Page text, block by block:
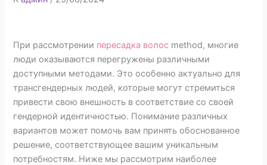
При рассмотрении пересадка волос method, многие
люди оказываются перегружены различными
доступными методами. Это особенно актуально для
трансгендерных людей, которые могут стремиться
привести свою внешность в соответствие со своей
гендерной идентичностью. Понимание различных
вариантов может помочь вам принять обоснованное
решение, соответствующее вашим уникальным
потребностям. Ниже мы рассмотрим наиболее